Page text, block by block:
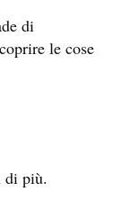
di
le cose
più.